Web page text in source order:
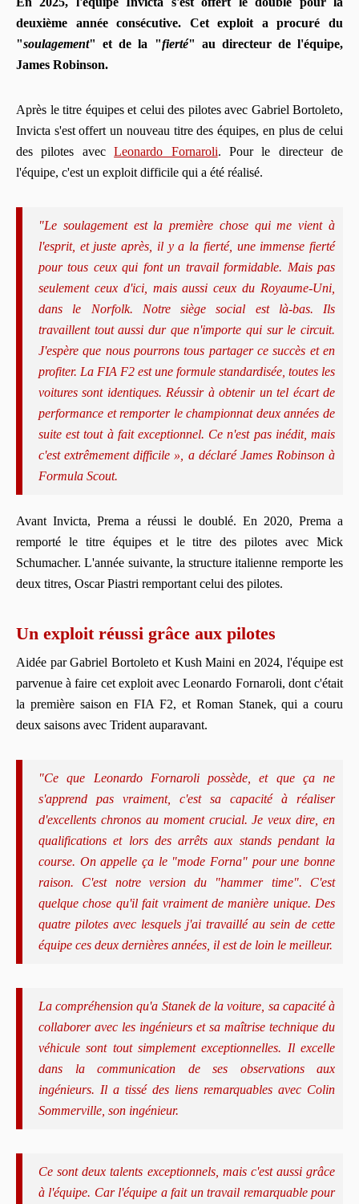
deuxième année consécutive. Cet exploit a procuré du
"soulagement" et de la "fierté" au directeur de l'équipe,
James Robinson.
Après le titre équipes et celui des pilotes avec Gabriel Bortoleto,
Invicta s'est offert un nouveau titre des équipes, en plus de celui
des pilotes avecLeonardo Fornaroli. Pour le directeur de
l'équipe, c'est un exploit difficile qui a été réalisé.
"Le soulagement est la première chose qui me vient à
l'esprit, et juste après, il y a la fierté, une immense fierté
pour tous ceux qui font un travail formidable. Mais pas
seulement ceux d'ici, mais aussi ceux du Royaume-Uni,
dans le Norfolk. Notre siège social est là-bas. Ils
travaillent tout aussi dur que n'importe qui sur le circuit.
J'espère que nous pourrons tous partager ce succès et en
profiter. La FIA F2 est une formule standardisée, toutes les
voitures sont identiques. Réussir à obtenir un tel écart de
performance et remporter le championnat deux années de
suite est tout à fait exceptionnel. Ce n'est pas inédit, mais
c'est extrêmement difficile », a déclaré James Robinson à
Formula Scout.
Avant Invicta, Prema a réussi le doublé. En 2020, Prema a
remporté le titre équipes et le titre des pilotes avec Mick
Schumacher. L'année suivante, la structure italienne remporte les
deux titres, Oscar Piastri remportant celui des pilotes.
Un exploit réussi grâce aux pilotes
Aidée par Gabriel Bortoleto et Kush Maini en 2024, l'équipe est
parvenue à faire cet exploit avec Leonardo Fornaroli, dont c'était
la première saison en FIA F2, et Roman Stanek, qui a couru
deux saisons avec Trident auparavant.
"Ce que Leonardo Fornaroli possède, et que ça ne
s'apprend pas vraiment, c'est sa capacité à réaliser
d'excellents chronos au moment crucial. Je veux dire, en
qualifications et lors des arrêts aux stands pendant la
course. On appelle ça le "mode Forna" pour une bonne
raison. C'est notre version du "hammer time". C'est
quelque chose qu'il fait vraiment de manière unique. Des
quatre pilotes avec lesquels j'ai travaillé au sein de cette
équipe ces deux dernières années, il est de loin le meilleur.
La compréhension qu'a Stanek de la voiture, sa capacité à
collaborer avec les ingénieurs et sa maîtrise technique du
véhicule sont tout simplement exceptionnelles. Il excelle
dans la communication de ses observations aux
ingénieurs. Il a tissé des liens remarquables avec Colin
Sommerville, son ingénieur.
Ce sont deux talents exceptionnels, mais c'est aussi grâce
à l'équipe. Car l'équipe a fait un travail remarquable pour